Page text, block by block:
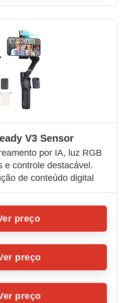
V3 Sensor
por IA, luz RGB
e controle destacável.
de conteúdo digital
preço
preço
preço